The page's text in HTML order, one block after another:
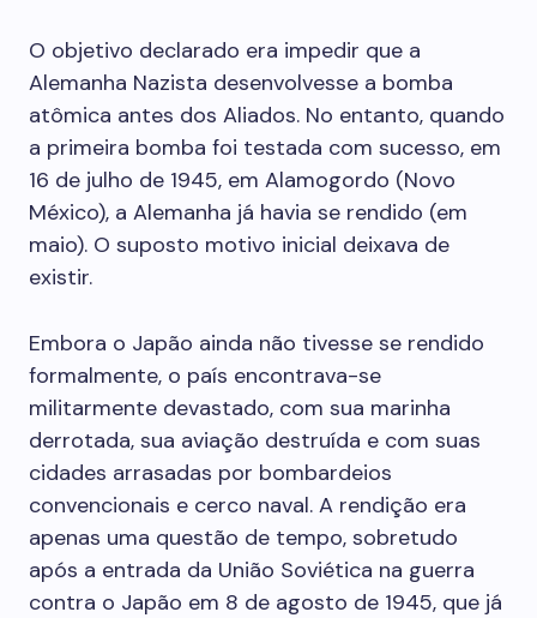
O objetivo declarado era impedir que a
Alemanha Nazista desenvolvesse a bomba
atômica antes dos Aliados. No entanto, quando
a primeira bomba foi testada com sucesso, em
16 de julho de 1945, em Alamogordo (Novo
México), a Alemanha já havia se rendido (em
maio). O suposto motivo inicial deixava de
existir.
Embora o Japão ainda não tivesse se rendido
formalmente, o país encontrava-se
militarmente devastado, com sua marinha
derrotada, sua aviação destruída e com suas
cidades arrasadas por bombardeios
convencionais e cerco naval. A rendição era
apenas uma questão de tempo, sobretudo
após a entrada da União Soviética na guerra
contra o Japão em 8 de agosto de 1945, que já